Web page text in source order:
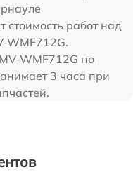
стоимость работ над
WMF712G.
WMF712G по
3 часа при